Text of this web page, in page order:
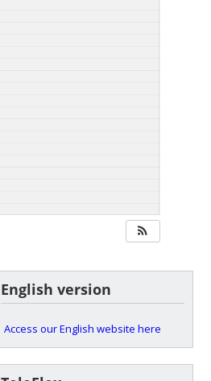
English version
Access our English website here